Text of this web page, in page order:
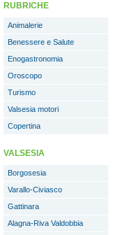
RUBRICHE
Animalerie
Benessere e Salute
Enogastronomia
Oroscopo
Turismo
Valsesia motori
Copertina
VALSESIA
Borgosesia
Varallo-Civiasco
Gattinara
Alagna-Riva Valdobbia